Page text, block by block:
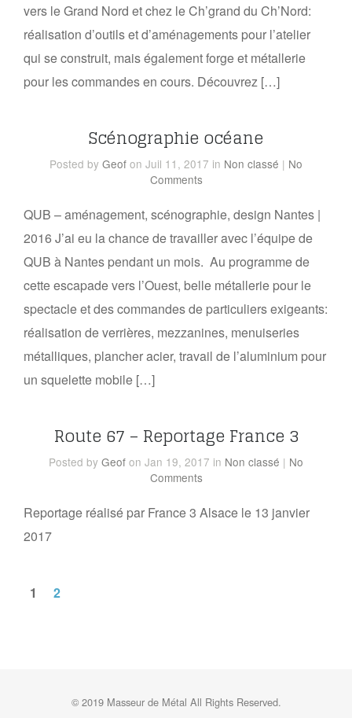
vers le Grand Nord et chez le Ch’grand du Ch’Nord:
réalisation d’outils et d’aménagements pour l’atelier
qui se construit, mais également forge et métallerie
pour les commandes en cours. Découvrez […]
Scénographie océane
Posted by Geof on Juil 11, 2017 in Non classé | No
Comments
QUB – aménagement, scénographie, design Nantes |
2016 J’ai eu la chance de travailler avec l’équipe de
QUB à Nantes pendant un mois. Au programme de
cette escapade vers l’Ouest, belle métallerie pour le
spectacle et des commandes de particuliers exigeants:
réalisation de verrières, mezzanines, menuiseries
métalliques, plancher acier, travail de l’aluminium pour
un squelette mobile […]
Route 67 – Reportage France 3
Posted by Geof on Jan 19, 2017 in Non classé | No
Comments
Reportage réalisé par France 3 Alsace le 13 janvier
2017
1 2
© 2019 Masseur de Métal All Rights Reserved.